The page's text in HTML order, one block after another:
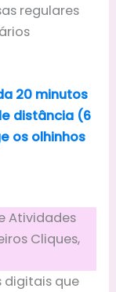
regulares
20 minutos
distância (6
os olhinhos
Atividades
Cliques,
digitais que